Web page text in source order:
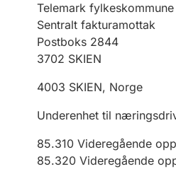
Telemark fylkeskommune
Sentralt fakturamottak
Postboks 2844
3702 SKIEN
4003 SKIEN, Norge
Underenhet til
85.310 Videregående
85.320 Videregående